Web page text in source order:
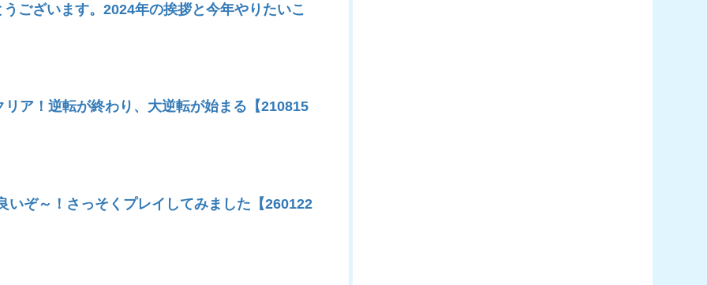
ございます。2024年の挨拶と今年やりたいこ
リア！逆転が終わり、大逆転が始まる【210815
いぞ～！さっそくプレイしてみました【260122